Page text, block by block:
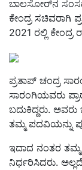
ಬಾಲಸೋರ್‌ನ ಸಂಸದ
ಕೇಂದ್ರ ಸಚಿವರಾಗಿ
2021 ರಲ್ಲಿ ಕೇಂದ್ರ
ಪ್ರತಾಪ್ ಚಂದ್ರ
ಸಾರಂಗಿಯವರು
ಬದುಕಿದ್ದರು.
ತಮ್ಮ ಪದವಿಯನ್ನು
ಇದಾದ ನಂತರ
ನಿರ್ಧರಿಸಿದರು.